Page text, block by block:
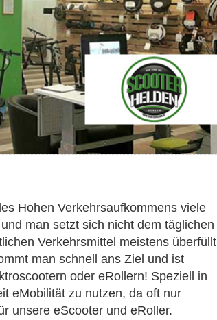
Hohen Verkehrsaufkommens viele
man setzt sich nicht dem täglichen
Verkehrsmittel meistens überfüllt
man schnell ans Ziel und ist
oder eRollern! Speziell in
eMobilität zu nutzen, da oft nur
unsere eScooter und eRoller.